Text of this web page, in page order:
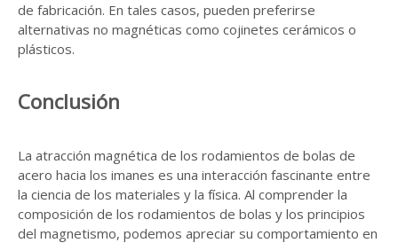
de fabricación. En tales casos, pueden preferirse
alternativas no magnéticas como cojinetes cerámicos o
plásticos.
Conclusión
La atracción magnética de los rodamientos de bolas de
acero hacia los imanes es una interacción fascinante entre
la ciencia de los materiales y la física. Al comprender la
composición de los rodamientos de bolas y los principios
del magnetismo, podemos apreciar su comportamiento en